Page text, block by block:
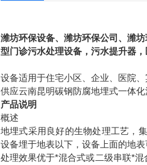
潍坊环保设备、潍坊环保公司、潍
型门诊污水处理设备，污水提升器
设备适用于住宅小区、企业、医院
供应云南昆明碳钢防腐地埋式一体
产品说明
概述
地埋式采用良好的生物处理工艺，
设备埋于地表以下，设备上面的地
处理效果优于*混合式或二级串联*